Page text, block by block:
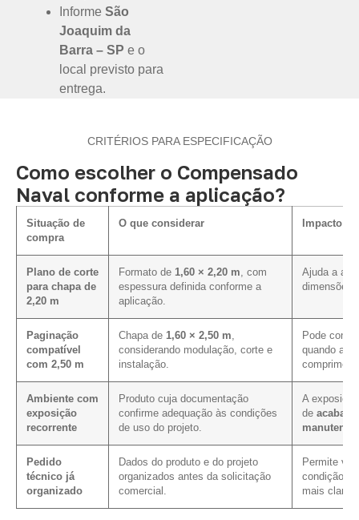
Informe São
Joaquim da
Barra – SP e o
local previsto para
entrega.
CRITÉRIOS PARA ESPECIFICAÇÃO
Como escolher o Compensado
Naval conforme a aplicação?
Situação de
compra
O que considerar Impacto
Plano de corte
para chapa de
2,20 m
Formato de 1,60 × 2,20 m , com
espessura definida conforme a
aplicação.
Ajuda a
dimensões
Paginação
compatível
com 2,50 m
Chapa de 1,60 × 2,50 m
considerando modulação, corte e
instalação.
Pode
quando a
Ambiente com
exposição
recorrente
Produto cuja documentação
confirme adequação às condições
de uso do projeto.
A
de
Pedido
técnico já
organizado
Dados do produto e do projeto
organizados antes da solicitação
comercial.
Permite
condição
mais